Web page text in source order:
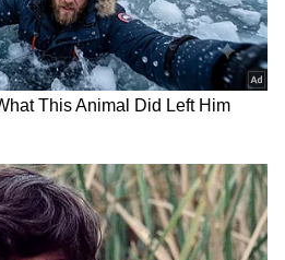
ಫಾಲೋ ಮಾಡಿ.
ಕ್ಲಿಕ್‌ನಲ್ಲಿ ಲಭ್ಯ. ಏಷ್ಯಾನೆಟ್
ಆ್ಯಪ್ ಡೌನ್‌ಲೋಡ್ ಮಾಡಿ
ಗಳನ್ನು ಪಡೆಯಿರಿ.